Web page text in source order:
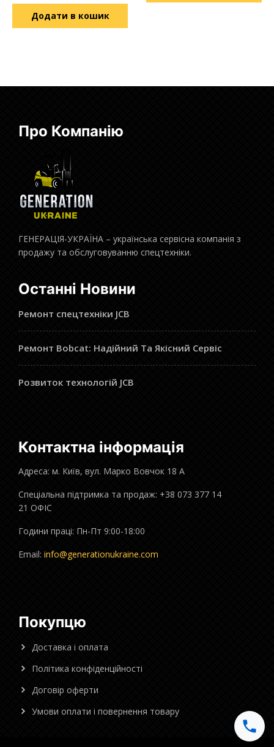
Додати в кошик
Про Компанію
ГЕНЕРАЦІЯ-УКРАЇНА – українська сервісна компанія з
продажу та обслуговуванню спецтехніки.
Останні Новини
Ремонт спецтехніки JCB
Ремонт Bobcat: Надійний Та Якісний Сервіс
Розвиток технологій JCB
Контактна інформація
Адреса: м. Київ, вул. Марко Вовчок 18 А
Спеціальна підтримка та продаж: +38 073 377 14
21 ОФІС
Години праці: Пн-Пт 9:00-18:00
Email: info@generationukraine.com
Покупцю
Доставка і оплата
Політика конфіденційності
Договір оферти
Умови оплати і повернення товару